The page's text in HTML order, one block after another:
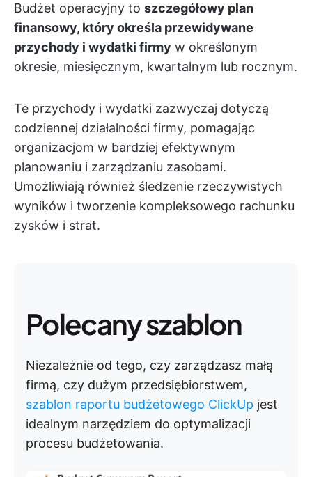
Budżet operacyjny to szczegółowy plan
finansowy, który określa przewidywane
przychody i wydatki firmy w określonym
okresie, miesięcznym, kwartalnym lub rocznym.
Te przychody i wydatki zazwyczaj dotyczą
codziennej działalności firmy, pomagając
organizacjom w bardziej efektywnym
planowaniu i zarządzaniu zasobami.
Umożliwiają również śledzenie rzeczywistych
wyników i tworzenie kompleksowego rachunku
zysków i strat.
Polecany szablon
Niezależnie od tego, czy zarządzasz małą
firmą, czy dużym przedsiębiorstwem,
szablon raportu budżetowego ClickUp jest
idealnym narzędziem do optymalizacji
procesu budżetowania.